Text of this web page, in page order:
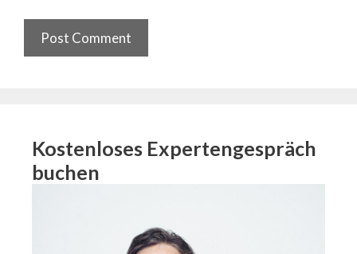
Kostenloses Expertengespräch
buchen